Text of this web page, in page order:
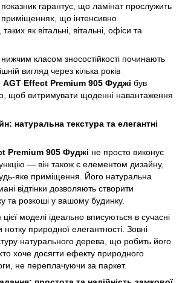
гарантує, що ламінат прослужить
приміщеннях, що інтенсивно
як вітальні, вітальні, офіси та
нижчим класом зносостійкості починають
вигляд через кілька років
AGT Effect Premium 905 Фуджі був
щоб витримувати щоденні навантаження
натуральна текстура та елегантні
Premium 905 Фуджі не просто виконує
— він також є елементом дизайну,
яке приміщення. Його натуральна
відтінки дозволяють створити
та розкоші у вашому будинку.
моделі ідеально вписуються в сучасні
природної елегантності. Зовні
натурального дерева, що робить його
хоче досягти ефекту природного
не переплачуючи за паркет.